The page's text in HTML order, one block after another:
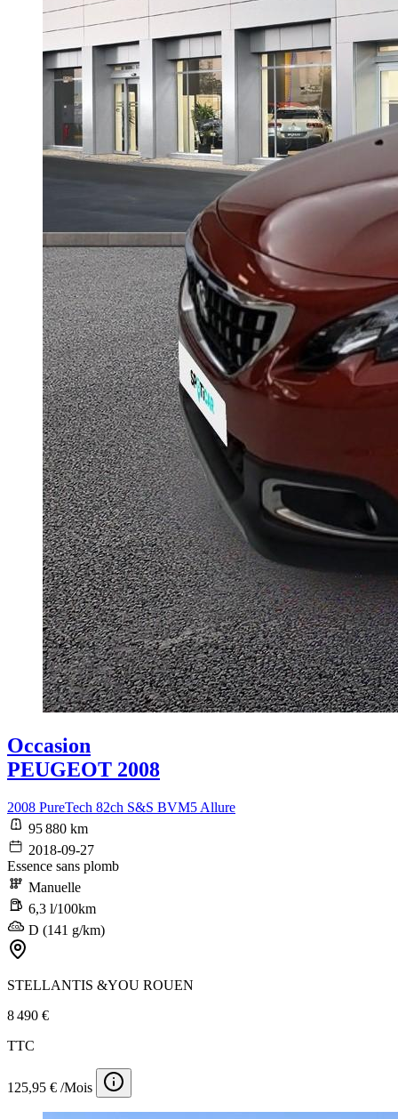
Occasion
PEUGEOT 2008
2008 PureTech 82ch S&S BVM5 Allure
95 880 km
2018-09-27
Essence sans plomb
Manuelle
6,3 l/100km
D (141 g/km)
STELLANTIS &YOU ROUEN
8 490 €
TTC
125,95 € /Mois